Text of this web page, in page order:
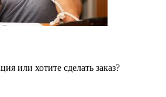
или хотите сделать заказ?